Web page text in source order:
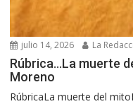
julio 14, 2026 La
Rúbrica…La muerte
Moreno
RúbricaLa muerte del